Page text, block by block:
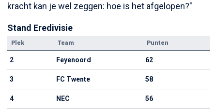
kracht kan je wel zeggen: hoe is het afgelopen?"
Stand Eredivisie
Plek Team Punten
2 Feyenoord 62
3 FC Twente 58
4 NEC 56